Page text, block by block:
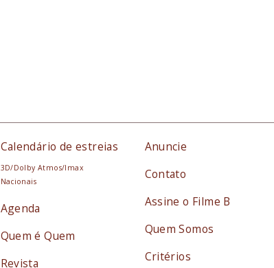
Calendário de estreias
3D/Dolby Atmos/Imax
Nacionais
Agenda
Quem é Quem
Revista
Anuncie
Contato
Assine o Filme B
Quem Somos
Critérios